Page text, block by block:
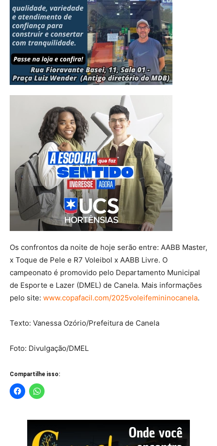
Os confrontos da noite de hoje serão entre: AABB Master,
x Toque de Pele e R7 Voleibol x AABB Livre. O
campeonato é promovido pelo Departamento Municipal
de Esporte e Lazer (DMEL) de Canela. Mais informações
pelo site: www.copafacil.com/2025voleifemininocanela.
Texto: Vanessa Ozório/Prefeitura de Canela
Foto: Divulgação/DMEL
Compartilhe isso: